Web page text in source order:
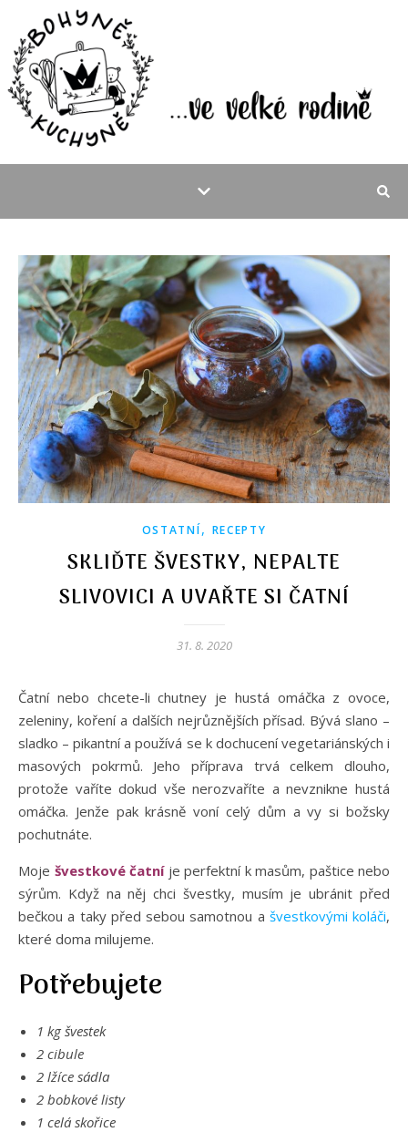
OSTATNÍ, RECEPTY
SKLIĎTE ŠVESTKY, NEPALTE
SLIVOVICI A UVAŘTE SI ČATNÍ
31. 8. 2020
Čatní nebo chcete-li chutney je hustá omáčka z ovoce,
zeleniny, koření a dalších nejrůznějších přísad. Bývá slano –
sladko – pikantní a používá se k dochucení vegetariánských i
masových pokrmů. Jeho příprava trvá celkem dlouho,
protože vaříte dokud vše nerozvaříte a nevznikne hustá
omáčka. Jenže pak krásně voní celý dům a vy si božsky
pochutnáte.
Moje švestkové čatníje perfektní k masům, paštice nebo
sýrům. Když na něj chci švestky, musím je ubránit před
bečkou a taky před sebou samotnou a švestkovými koláči,
které doma milujeme.
Potřebujete
1 kg švestek
2 cibule
2 lžíce sádla
2 bobkové listy
1 celá skořice